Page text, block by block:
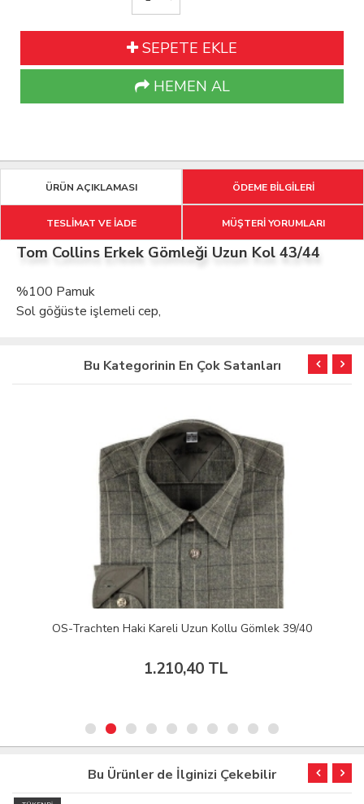
SEPETE EKLE
HEMEN AL
ÜRÜN AÇIKLAMASI ÖDEME BİLGİLERİ
TESLİMAT VE İADE MÜŞTERİ YORUMLARI
Tom Collins Erkek Gömleği Uzun Kol 43/44
%100 Pamuk
Sol göğüste işlemeli cep,
Bu Kategorinin En Çok Satanları
OS-Trachten Haki Kareli Uzun Kollu Gömlek 39/40
1.210,40 TL
Bu Ürünler de İlginizi Çekebilir